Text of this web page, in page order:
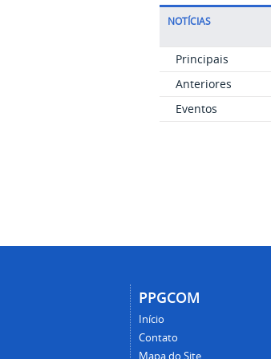
NOTÍCIAS
Principais
Anteriores
Eventos
PPGCOM
Início
Contato
Mapa do Site